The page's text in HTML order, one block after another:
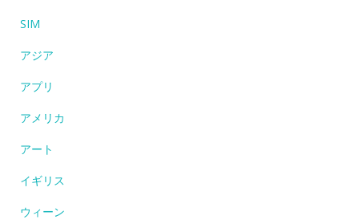
SIM
アジア
アプリ
アメリカ
アート
イギリス
ウィーン